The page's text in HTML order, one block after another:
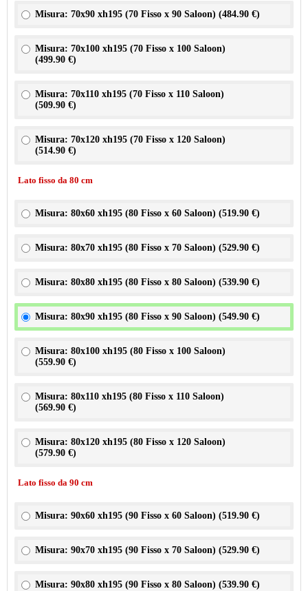
Misura: 70x90 xh195 (70 Fisso x 90 Saloon) (484.90 €)
Misura: 70x100 xh195 (70 Fisso x 100 Saloon)
(499.90 €)
Misura: 70x110 xh195 (70 Fisso x 110 Saloon)
(509.90 €)
Misura: 70x120 xh195 (70 Fisso x 120 Saloon)
(514.90 €)
Lato fisso da 80 cm
Misura: 80x60 xh195 (80 Fisso x 60 Saloon) (519.90 €)
Misura: 80x70 xh195 (80 Fisso x 70 Saloon) (529.90 €)
Misura: 80x80 xh195 (80 Fisso x 80 Saloon) (539.90 €)
Misura: 80x90 xh195 (80 Fisso x 90 Saloon) (549.90 €)
Misura: 80x100 xh195 (80 Fisso x 100 Saloon)
(559.90 €)
Misura: 80x110 xh195 (80 Fisso x 110 Saloon)
(569.90 €)
Misura: 80x120 xh195 (80 Fisso x 120 Saloon)
(579.90 €)
Lato fisso da 90 cm
Misura: 90x60 xh195 (90 Fisso x 60 Saloon) (519.90 €)
Misura: 90x70 xh195 (90 Fisso x 70 Saloon) (529.90 €)
Misura: 90x80 xh195 (90 Fisso x 80 Saloon) (539.90 €)